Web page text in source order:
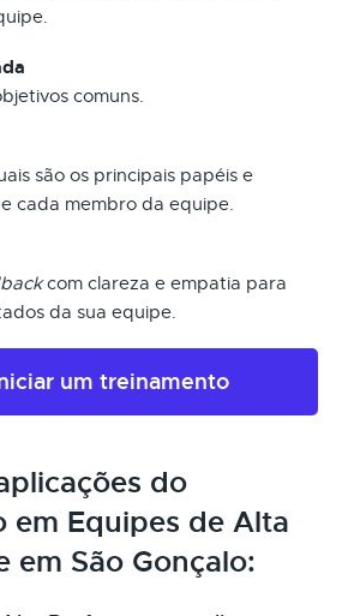
comuns.
são os principais papéis e
cada membro da equipe.
com clareza e empatia para
da sua equipe.
um treinamento
do
em Equipes de Alta
em São Gonçalo: